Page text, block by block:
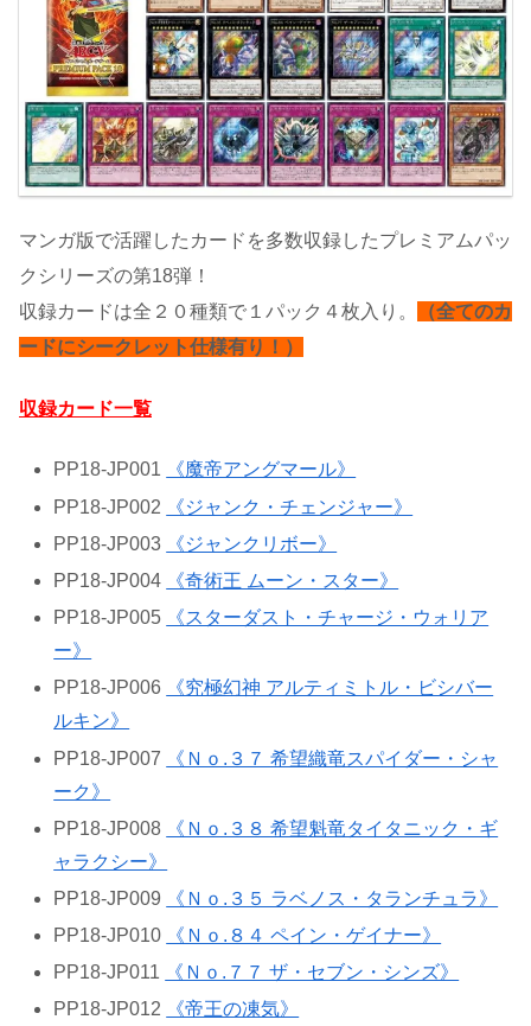
マンガ版で活躍したカードを多数収録したプレミアムパッ
クシリーズの第18弾！
収録カードは全２０種類で１パック４枚入り。
（全てのカ
ードにシークレット仕様有り！）
収録カード一覧
PP18-JP001
《魔帝アングマール》
PP18-JP002
《ジャンク・チェンジャー》
PP18-JP003
《ジャンクリボー》
PP18-JP004
《奇術王 ムーン・スター》
PP18-JP005
《スターダスト・チャージ・ウォリア
ー》
PP18-JP006
《究極幻神 アルティミトル・ビシバー
ルキン》
PP18-JP007
《Ｎｏ.３７ 希望織竜スパイダー・シャ
ーク》
PP18-JP008
《Ｎｏ.３８ 希望魁竜タイタニック・ギ
ャラクシー》
PP18-JP009
《Ｎｏ.３５ ラベノス・タランチュラ》
PP18-JP010
《Ｎｏ.８４ ペイン・ゲイナー》
PP18-JP011
《Ｎｏ.７７ ザ・セブン・シンズ》
PP18-JP012
《帝王の凍気》